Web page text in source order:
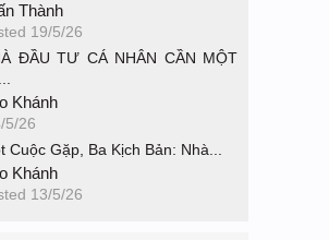
Thành
19/5/26
ĐẦU TƯ CÁ NHÂN CẦN MỘT
Khánh
5/26
Cuộc Gặp, Ba Kịch Bản: Nhà...
Khánh
13/5/26